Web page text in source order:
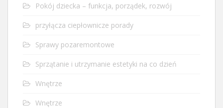
Pokój dziecka – funkcja, porządek, rozwój
przyłącza ciepłownicze porady
Sprawy pozaremontowe
Sprzątanie i utrzymanie estetyki na co dzień
Wnętrze
Wnętrze